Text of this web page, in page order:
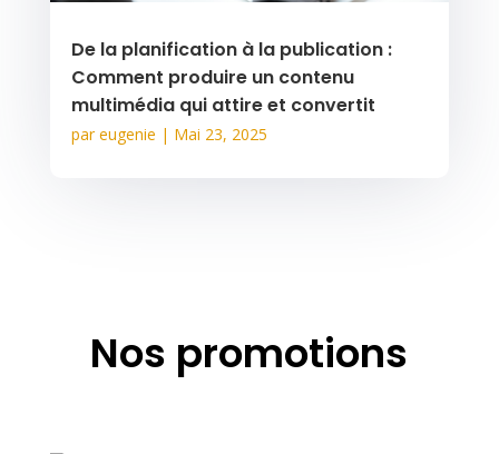
De la planification à la publication :
Comment produire un contenu
multimédia qui attire et convertit
pareugenie | Mai 23, 2025
Nos promotions